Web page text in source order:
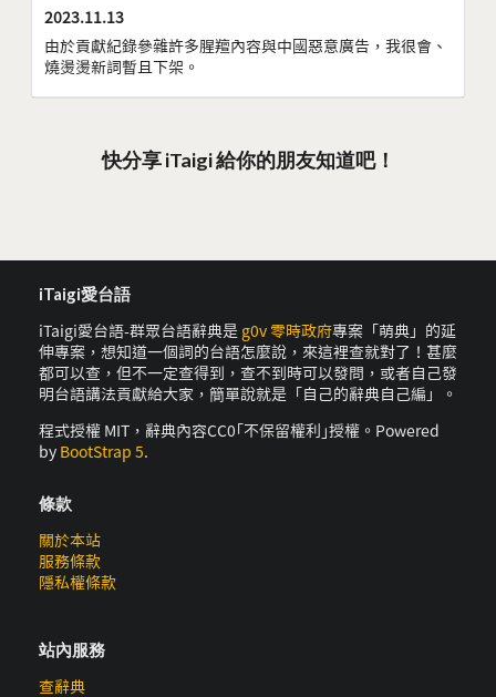
2023.11.13
由於貢獻紀錄參雜許多腥羶內容與中國惡意廣告，我很會、
燒燙燙新詞暫且下架。
快分享 iTaigi 給你的朋友知道吧！
iTaigi愛台語
iTaigi愛台語-群眾台語辭典是 g0v 零時政府專案「萌典」的延
伸專案，想知道一個詞的台語怎麼說，來這裡查就對了！甚麼
都可以查，但不一定查得到，查不到時可以發問，或者自己發
明台語講法貢獻給大家，簡單說就是「自己的辭典自己編」。
程式授權 MIT，辭典內容CC0｢不保留權利｣授權。Powered
by BootStrap 5.
條款
關於本站
服務條款
隱私權條款
站內服務
查辭典